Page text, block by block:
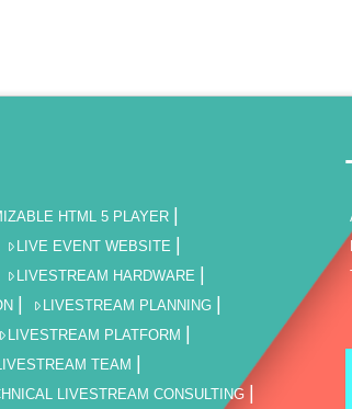
HTML 5 PLAYER
LIVE EVENT WEBSITE
LIVESTREAM HARDWARE
LIVESTREAM PLANNING
LIVESTREAM PLATFORM
TEAM
LIVESTREAM CONSULTING